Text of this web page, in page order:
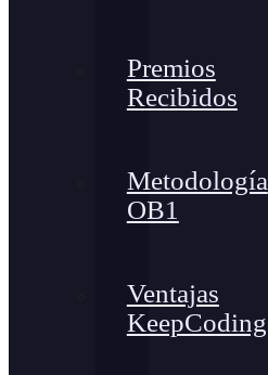
Premios
Recibidos
Metodología
OB1
Ventajas
KeepCoding